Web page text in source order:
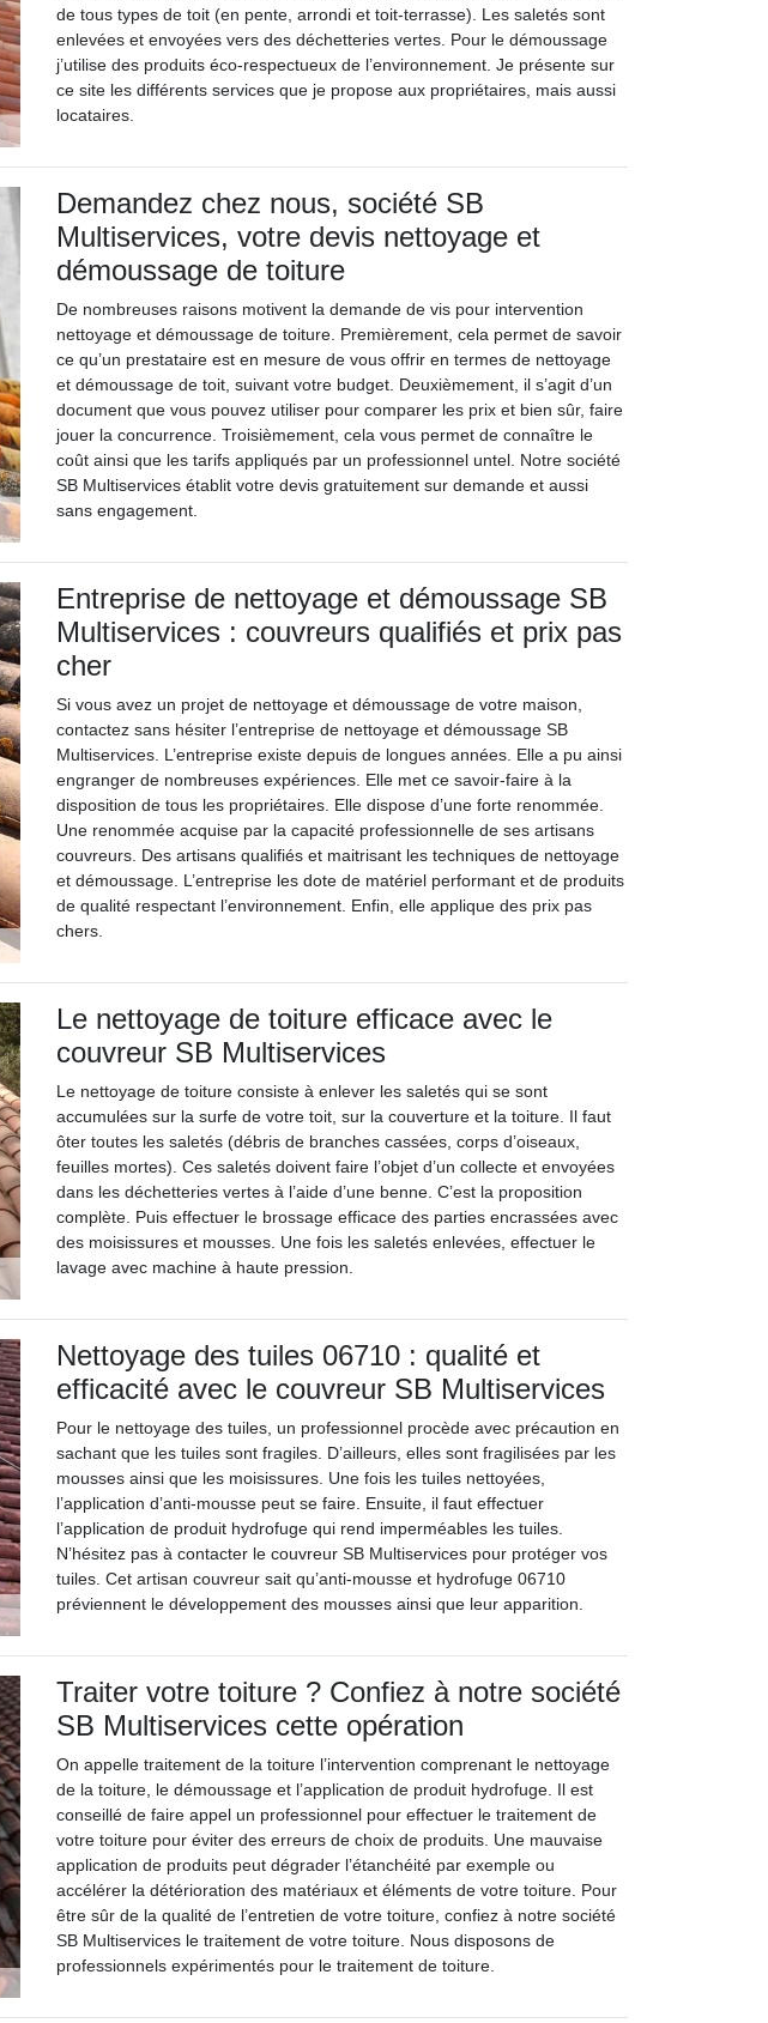
de tous types de toit (en pente, arrondi et toit-terrasse). Les saletés sont
enlevées et envoyées vers des déchetteries vertes. Pour le démoussage
j’utilise des produits éco-respectueux de l’environnement. Je présente sur
ce site les différents services que je propose aux propriétaires, mais aussi
locataires.
Demandez chez nous, société SB
Multiservices, votre devis nettoyage et
démoussage de toiture
De nombreuses raisons motivent la demande de vis pour intervention
nettoyage et démoussage de toiture. Premièrement, cela permet de savoir
ce qu’un prestataire est en mesure de vous offrir en termes de nettoyage
et démoussage de toit, suivant votre budget. Deuxièmement, il s’agit d’un
document que vous pouvez utiliser pour comparer les prix et bien sûr, faire
jouer la concurrence. Troisièmement, cela vous permet de connaître le
coût ainsi que les tarifs appliqués par un professionnel untel. Notre société
SB Multiservices établit votre devis gratuitement sur demande et aussi
sans engagement.
Entreprise de nettoyage et démoussage SB
Multiservices : couvreurs qualifiés et prix pas
cher
Si vous avez un projet de nettoyage et démoussage de votre maison,
contactez sans hésiter l’entreprise de nettoyage et démoussage SB
Multiservices. L’entreprise existe depuis de longues années. Elle a pu ainsi
engranger de nombreuses expériences. Elle met ce savoir-faire à la
disposition de tous les propriétaires. Elle dispose d’une forte renommée.
Une renommée acquise par la capacité professionnelle de ses artisans
couvreurs. Des artisans qualifiés et maitrisant les techniques de nettoyage
et démoussage. L’entreprise les dote de matériel performant et de produits
de qualité respectant l’environnement. Enfin, elle applique des prix pas
chers.
Le nettoyage de toiture efficace avec le
couvreur SB Multiservices
Le nettoyage de toiture consiste à enlever les saletés qui se sont
accumulées sur la surfe de votre toit, sur la couverture et la toiture. Il faut
ôter toutes les saletés (débris de branches cassées, corps d’oiseaux,
feuilles mortes). Ces saletés doivent faire l’objet d’un collecte et envoyées
dans les déchetteries vertes à l’aide d’une benne. C’est la proposition
complète. Puis effectuer le brossage efficace des parties encrassées avec
des moisissures et mousses. Une fois les saletés enlevées, effectuer le
lavage avec machine à haute pression.
Nettoyage des tuiles 06710 : qualité et
efficacité avec le couvreur SB Multiservices
Pour le nettoyage des tuiles, un professionnel procède avec précaution en
sachant que les tuiles sont fragiles. D’ailleurs, elles sont fragilisées par les
mousses ainsi que les moisissures. Une fois les tuiles nettoyées,
l’application d’anti-mousse peut se faire. Ensuite, il faut effectuer
l’application de produit hydrofuge qui rend imperméables les tuiles.
N’hésitez pas à contacter le couvreur SB Multiservices pour protéger vos
tuiles. Cet artisan couvreur sait qu’anti-mousse et hydrofuge 06710
préviennent le développement des mousses ainsi que leur apparition.
Traiter votre toiture ? Confiez à notre société
SB Multiservices cette opération
On appelle traitement de la toiture l’intervention comprenant le nettoyage
de la toiture, le démoussage et l’application de produit hydrofuge. Il est
conseillé de faire appel un professionnel pour effectuer le traitement de
votre toiture pour éviter des erreurs de choix de produits. Une mauvaise
application de produits peut dégrader l’étanchéité par exemple ou
accélérer la détérioration des matériaux et éléments de votre toiture. Pour
être sûr de la qualité de l’entretien de votre toiture, confiez à notre société
SB Multiservices le traitement de votre toiture. Nous disposons de
professionnels expérimentés pour le traitement de toiture.